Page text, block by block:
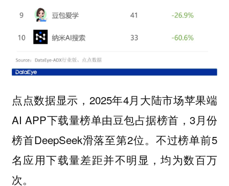
点点数据显示，2025年4月大陆市场苹果端
AI APP下载量榜单由豆包占据榜首，3月份
榜首DeepSeek滑落至第2位。不过榜单前5
名应用下载量差距并不明显，均为数百万
次。